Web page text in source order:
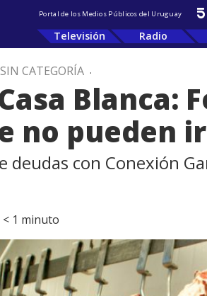
Portal de los Medios Públicos del Uruguay
Televisión Radio
SIN CATEGORÍA .
Blanca:
no pueden
deudas con Conexión
< 1 minuto